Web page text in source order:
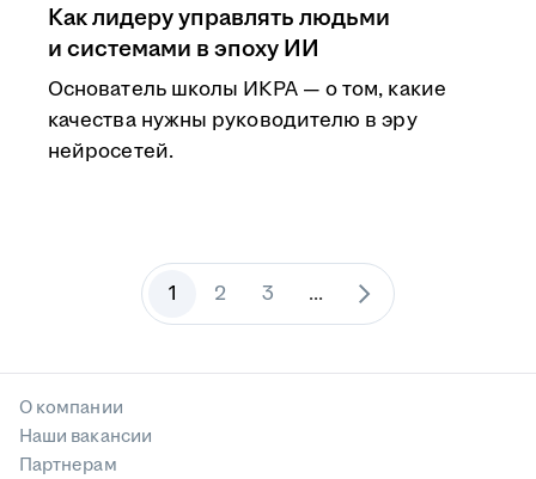
Как лидеру управлять людьми
и системами в эпоху ИИ
Основатель школы ИКРА — о том, какие
качества нужны руководителю в эру
нейросетей.
1 2 3 ...
О компании
Наши вакансии
Партнерам